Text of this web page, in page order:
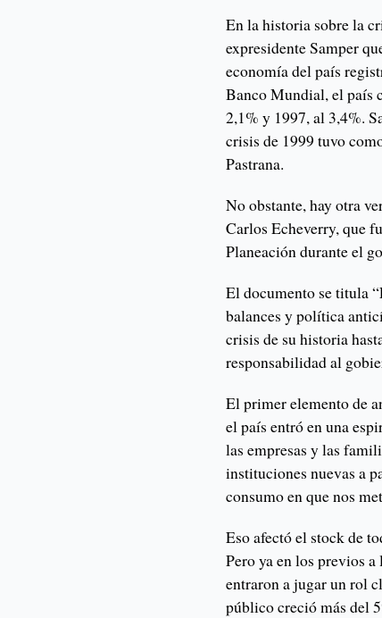
En la historia sobre la
expresidente Samper
economía del país
Banco Mundial, el país
2,1% y 1997, al 3,4%.
crisis de 1999 tuvo
Pastrana.
No obstante, hay otra
Carlos Echeverry, que
Planeación durante el
El documento se titula
balances y política
crisis de su historia
responsabilidad al
El primer elemento de
el país entró en una
las empresas y las
instituciones nuevas a
consumo en que nos
Eso afectó el stock de
Pero ya en los previos
entraron a jugar un rol
público creció más del